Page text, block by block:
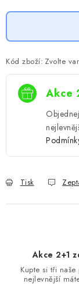
Kód zboží: Zvolte
Akce
Tisk
Akce 2+1
Kupte si tři
nejlevnější